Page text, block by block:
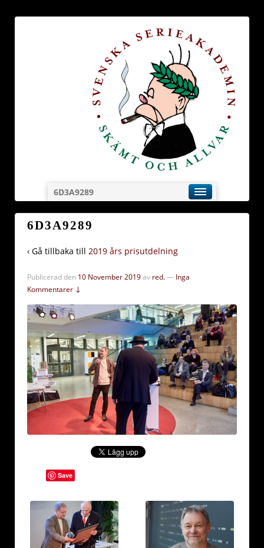
6D3A9289
6D3A9289
‹ Gå tillbaka till 2019 års prisutdelning
Publicerad den 10 November 2019av red.— Inga
Kommentarer ↓
Save